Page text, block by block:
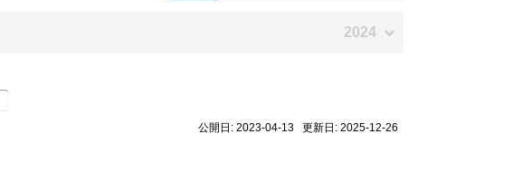
2024
公開日: 2023-04-13 更新日: 2025-12-26